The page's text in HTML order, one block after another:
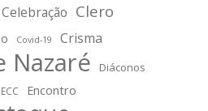
Celebração Clero
Covid-19 Crisma
Nazaré
Diáconos
ECC Encontro